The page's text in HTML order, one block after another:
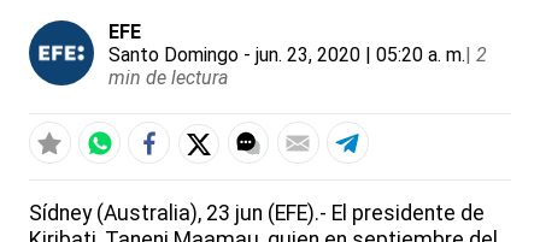
EFE
Santo Domingo - jun. 23, 2020 | 05:20 a. m.| 2
min de lectura
Sídney (Australia), 23 jun (EFE).- El presidente de